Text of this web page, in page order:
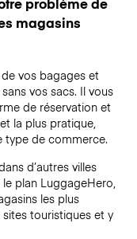
magasins
vos bagages et
vos sacs. Il vous
de réservation et
la plus pratique,
type de commerce.
d’autres villes
plan LuggageHero,
les plus
touristiques et y